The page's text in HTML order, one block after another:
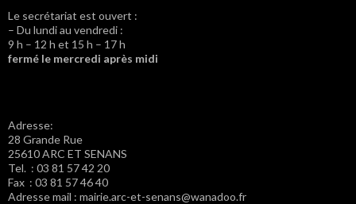
Le secrétariat est ouvert :
– Du lundi au vendredi :
9 h – 12 h et 15 h – 17 h
fermé le mercredi après midi
Adresse:
28 Grande Rue
25610 ARC ET SENANS
Tel. : 03 81 57 42 20
Fax : 03 81 57 46 40
Adresse mail : mairie.arc-et-senans@wanadoo.fr